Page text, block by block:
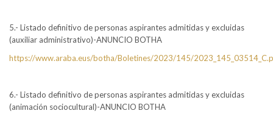
5.- Listado definitivo de personas aspirantes admitidas y excluidas
(auxiliar administrativo)-ANUNCIO BOTHA
https://www.araba.eus/botha/Boletines/2023/145/
6.- Listado definitivo de personas aspirantes admitidas y excluidas
(animación sociocultural)-ANUNCIO BOTHA